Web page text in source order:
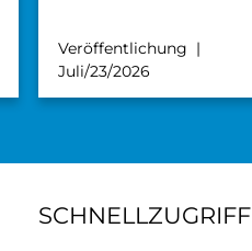
Veröffentlichung
Juli/23/2026
SCHNELLZUGRIFF